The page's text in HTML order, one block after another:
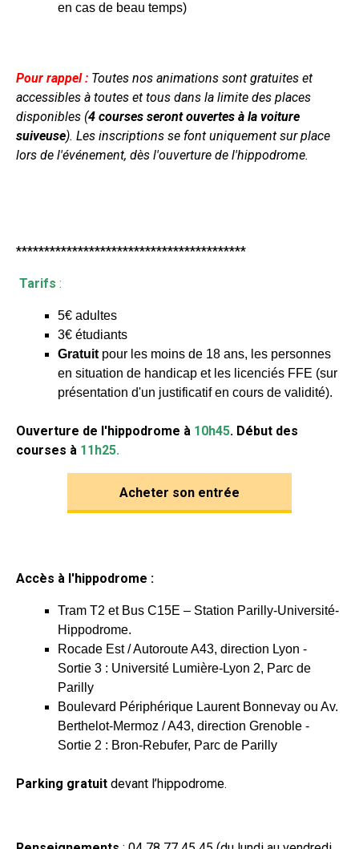
en cas de beau temps)
Pour rappel: Toutes nos animations sont gratuites et
accessibles à toutes et tous dans la limite des places
disponibles (4 courses seront ouvertes à la voiture
suiveuse). Les inscriptions se font uniquement sur place
lors de l'événement, dès l'ouverture de l'hippodrome.
*****************************************
Tarifs :
5€ adultes
3€ étudiants
Gratuit pour les moins de 18 ans, les personnes
en situation de handicap et les licenciés FFE (sur
présentation d'un justificatif en cours de validité).
Ouverture de l'hippodrome à 10h45. Début des
courses à 11h25.
Acheter son entrée
Accès à l'hippodrome :
Tram T2 et Bus C15E – Station Parilly-Université-
Hippodrome.
Rocade Est / Autoroute A43, direction Lyon -
Sortie 3 : Université Lumière-Lyon 2, Parc de
Parilly
Boulevard Périphérique Laurent Bonnevay ou Av.
Berthelot-Mermoz / A43, direction Grenoble -
Sortie 2 : Bron-Rebufer, Parc de Parilly
Parking gratuit devant l’hippodrome.